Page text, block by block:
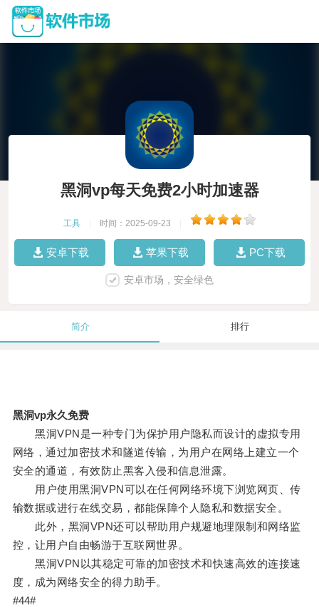
黑洞vp每天免费2小时加速器
工具 时间：2025-09-23
安卓下载 苹果下载 PC下载
安卓市场，安全绿色
简介 排行
黑洞vp永久免费
黑洞VPN是一种专门为保护用户隐私而设计的虚拟专用
网络，通过加密技术和隧道传输，为用户在网络上建立一个
安全的通道，有效防止黑客入侵和信息泄露。
用户使用黑洞VPN可以在任何网络环境下浏览网页、传
输数据或进行在线交易，都能保障个人隐私和数据安全。
此外，黑洞VPN还可以帮助用户规避地理限制和网络监
控，让用户自由畅游于互联网世界。
黑洞VPN以其稳定可靠的加密技术和快速高效的连接速
度，成为网络安全的得力助手。
#44#